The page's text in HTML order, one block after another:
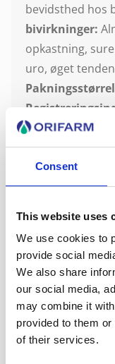
Consent
This website uses
We use cookies to
provide social
We also share
our social media,
may combine it
provided to them
of their services.
bevidsthed hos
bivirkninger:
opkastning,
uro, øget
Energivej 15,